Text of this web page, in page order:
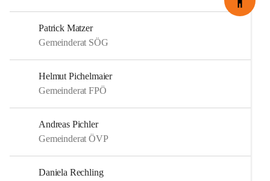
Patrick Matzer
Gemeinderat SÖG
Helmut Pichelmaier
Gemeinderat FPÖ
Andreas Pichler
Gemeinderat ÖVP
Daniela Rechling